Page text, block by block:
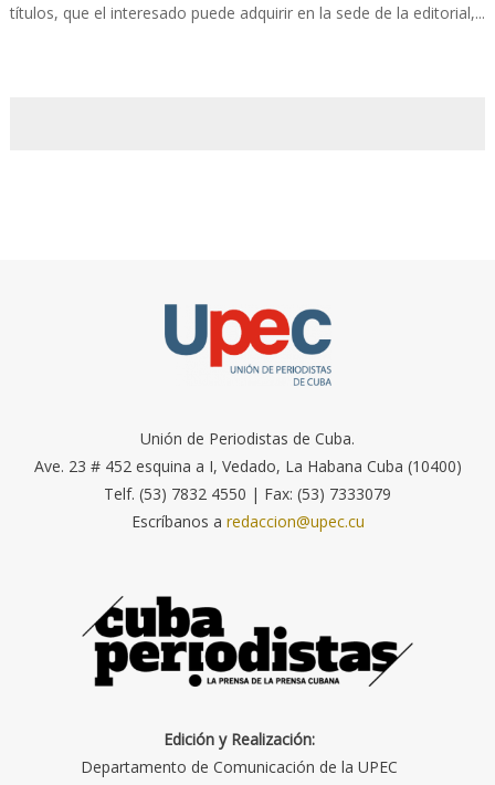
títulos, que el interesado puede adquirir en la sede de la editorial,...
Unión de Periodistas de Cuba.
Ave. 23 # 452 esquina a I, Vedado, La Habana Cuba (10400)
Telf. (53) 7832 4550 | Fax: (53) 7333079
Escríbanos a redaccion@upec.cu
Edición y Realización:
Departamento de Comunicación de la UPEC